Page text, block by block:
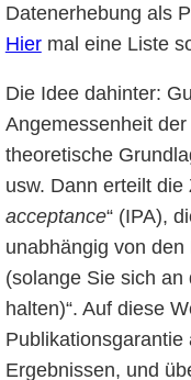
Datenerhebung als
Hiermal eine Liste
Die Idee dahinter:
Angemessenheit
theoretische
usw. Dann erteilt die
acceptance“ (IPA),
unabhängig von
(solange Sie sich
halten)“. Auf diese
Ergebnissen, und